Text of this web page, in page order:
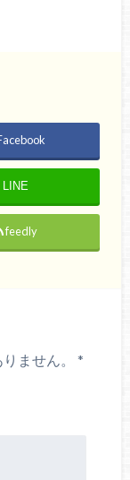
LINE
feedly
ません。
*